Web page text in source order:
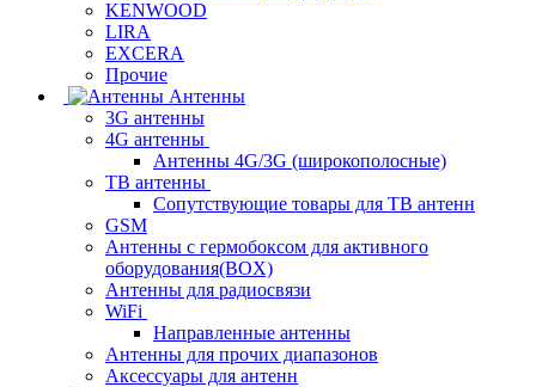
KENWOOD
LIRA
EXCERA
Прочие
Антенны
3G антенны
4G антенны
Антенны 4G/3G (широкополосные)
ТВ антенны
Сопутствующие товары для ТВ антенн
GSM
Антенны с гермобоксом для активного
оборудования(BOX)
Антенны для радиосвязи
WiFi
Направленные антенны
Антенны для прочих диапазонов
Аксессуары для антенн